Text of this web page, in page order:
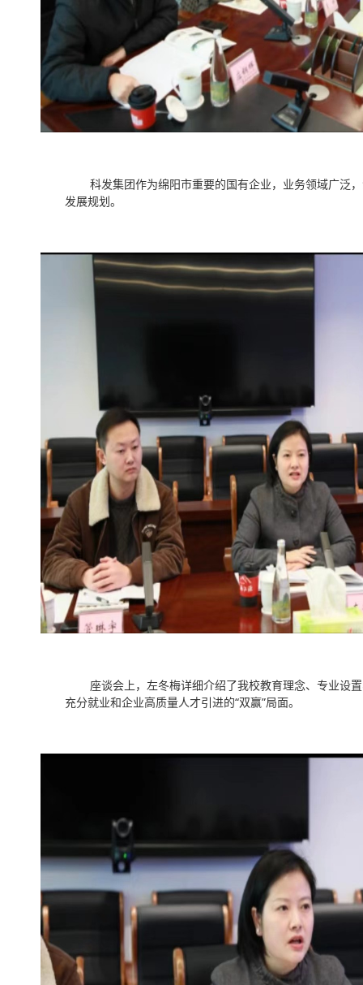
科发集团作为绵阳市重要的国有企业，业务领域广泛
发展规划。
座谈会上，左冬梅详细介绍了我校教育理念、专业设
充分就业和企业高质量人才引进的“双赢”局面。